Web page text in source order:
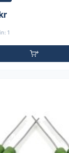
1